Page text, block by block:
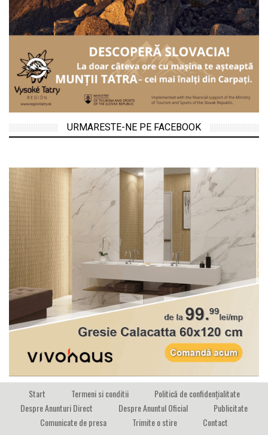
URMARESTE-NE PE FACEBOOK
Start Termeni si conditii
Politică de confidențialitate
Despre Anunturi Direct
Despre Anuntul Oficial
Publicitate
Comunicate de presa
Trimite o stire Contact